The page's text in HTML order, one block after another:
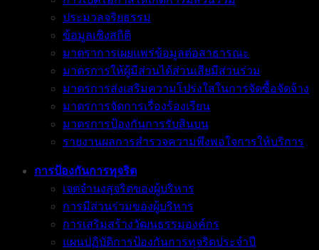
ประมวลจริยธรรม
ข้อมูลเชิงสถิติ
มาตราการเผยแพร่ข้อมูลต่อสาธารณะ
มาตรการให้ผู้มีส่วนได้ส่วนเสียมีส่วนร่วม
มาตรการส่งเสริมความโปร่งใสในการจัดซื้อจัดจ้าง
มาตรการจัดการเรื่องร้องเรียน
มาตรการป้องกันการรับสินบน
รายงานผลการสำรวจความพึงพอใจการให้บริการ
การป้องกันการทุจริต
เจตจำนงสุจริตของผู้บริหาร
การมีส่วนร่วมของผู้บริหาร
การเสริมสร้างวัฒนธรรมองค์กร
แผนปฏิบัติการป้องกันการทุจริตประจำปี